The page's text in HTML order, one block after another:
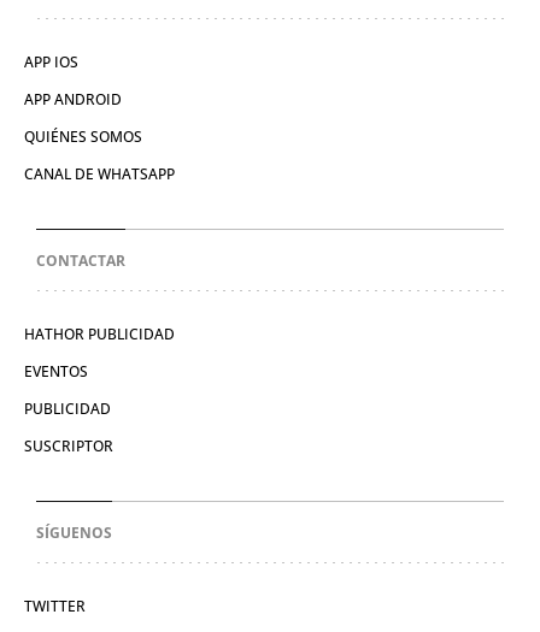
APP IOS
APP ANDROID
QUIÉNES SOMOS
CANAL DE WHATSAPP
CONTACTAR
HATHOR PUBLICIDAD
EVENTOS
PUBLICIDAD
SUSCRIPTOR
SÍGUENOS
TWITTER